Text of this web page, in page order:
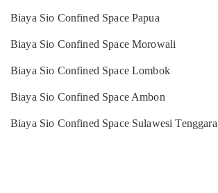
Biaya Sio Confined Space Papua
Biaya Sio Confined Space Morowali
Biaya Sio Confined Space Lombok
Biaya Sio Confined Space Ambon
Biaya Sio Confined Space Sulawesi Tenggara